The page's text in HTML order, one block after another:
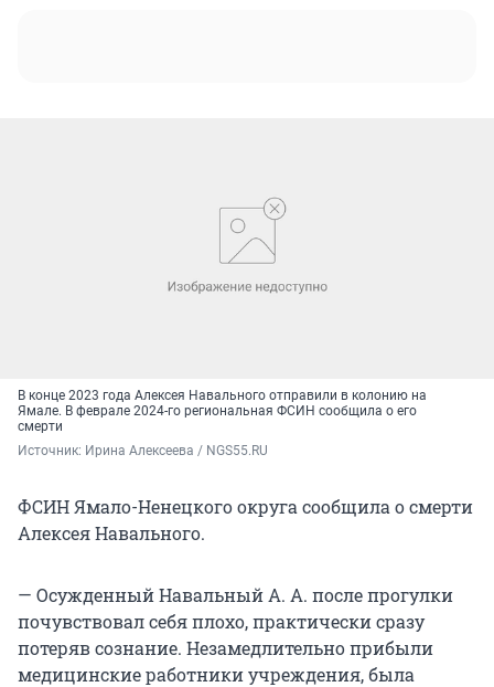
В конце 2023 года Алексея Навального отправили в колонию на
Ямале. В феврале 2024-го региональная ФСИН сообщила о его
смерти
Источник: Ирина Алексеева / NGS55.RU
ФСИН Ямало-Ненецкого округа сообщила о смерти
Алексея Навального.
— Осужденный Навальный А. А. после прогулки
почувствовал себя плохо, практически сразу
потеряв сознание. Незамедлительно прибыли
медицинские работники учреждения, была